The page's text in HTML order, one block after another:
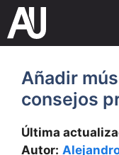
Saltar
contenido
Añadir
consejos
Última
Autor: